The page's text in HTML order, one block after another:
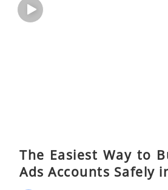
The Easiest Way to
Ads Accounts Safely